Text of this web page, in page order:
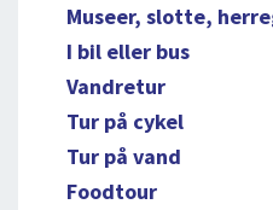
Museer, slotte,
I bil eller bus
Vandretur
Tur på cykel
Tur på vand
Foodtour